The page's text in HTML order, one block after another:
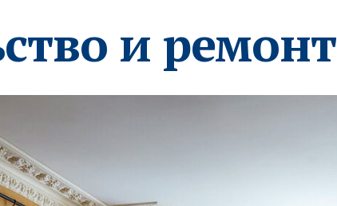
и ремонт